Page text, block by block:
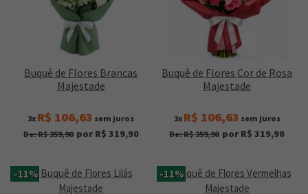
Buquê de Flores Brancas
Majestade
3x R$ 106,63 sem juros
De: R$ 359,90 por R$ 319,90
Buquê de Flores Cor de Rosa
Majestade
3x R$ 106,63 sem juros
De: R$ 359,90 por R$ 319,90
-11% -11%